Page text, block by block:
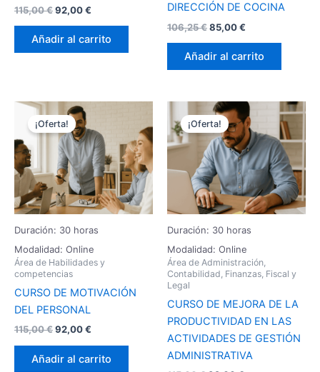
115,00€92,00€
Añadir al carrito
DIRECCIÓN DE COCINA
106,25€85,00€
Añadir al carrito
Duración: 30 horas
Modalidad: Online
¡Oferta!
Área de Habilidades y
competencias
CURSO DE MOTIVACIÓN
DEL PERSONAL
115,00€
precio
original
era:
115,00 €.
92,00€
actual
es:
92,00 €.
Añadir al carrito
Duración: 30 horas
Modalidad: Online
¡Oferta!
Área de Administración,
Contabilidad, Finanzas, Fiscal y
Legal
CURSO DE MEJORA DE LA
PRODUCTIVIDAD EN LAS
ACTIVIDADES DE GESTIÓN
ADMINISTRATIVA
El
precio
original
era:
115,00 €.
El
precio
actual
es:
92,00 €.